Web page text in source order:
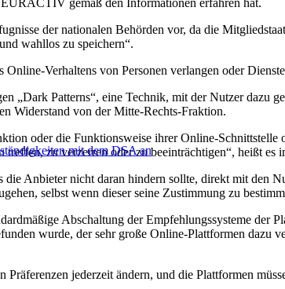
gemäß den Informationen erfahren hat.
der nationalen Behörden vor, da die
wahllos zu speichern“.
Verhaltens von Personen verlangen oder
„Dark Patterns“, eine Technik, mit der Nutzer
Widerstand von der Mitte-Rechts-Fraktion.
mit dem DSA an
oder die Funktionsweise ihrer Online-
zu verzerren oder zu beeinträchtigen“, heißt es
Anbieter nicht daran hindern sollte, direkt mit den
selbst wenn dieser seine Zustimmung zu
Abschaltung der Empfehlungssysteme
wurde, der sehr große Online-Plattformen dazu
jederzeit ändern, und die Plattformen